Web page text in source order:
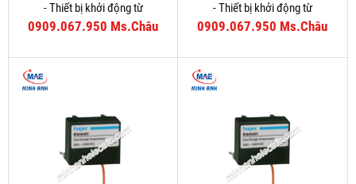
- Thiết bị khởi động từ
0909.067.950 Ms.Châu
- Thiết bị khởi động từ
0909.067.950 Ms.Châu